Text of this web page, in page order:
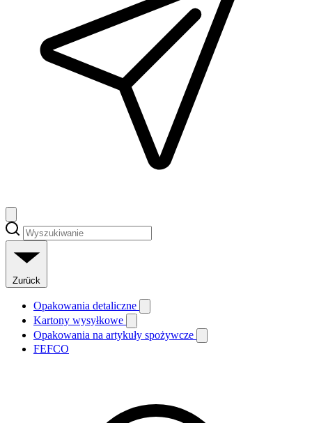
Zurück
Opakowania detaliczne
Kartony wysyłkowe
Opakowania na artykuły spożywcze
FEFCO